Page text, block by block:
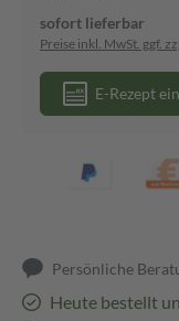
sofort lieferbar
Preise inkl. MwSt. ggf.
E-Rezept
Persönliche
Heute bestellt